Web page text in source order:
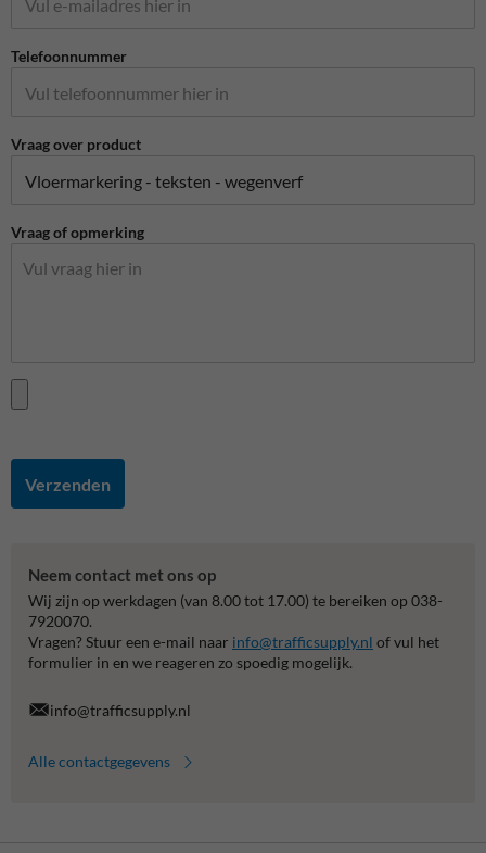
Telefoonnummer
Vraag over product
Vraag of opmerking
Verzenden
Neem contact met ons op
Wij zijn op werkdagen (van 8.00 tot 17.00) te bereiken op 038-
7920070.
Vragen? Stuur een e-mail naar info@trafficsupply.nl of vul het
formulier in en we reageren zo spoedig mogelijk.
info@trafficsupply.nl
Alle contactgegevens